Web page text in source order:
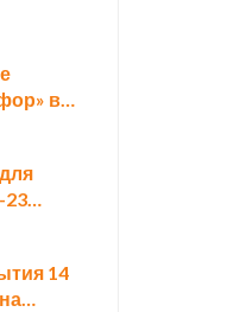
в
23
14